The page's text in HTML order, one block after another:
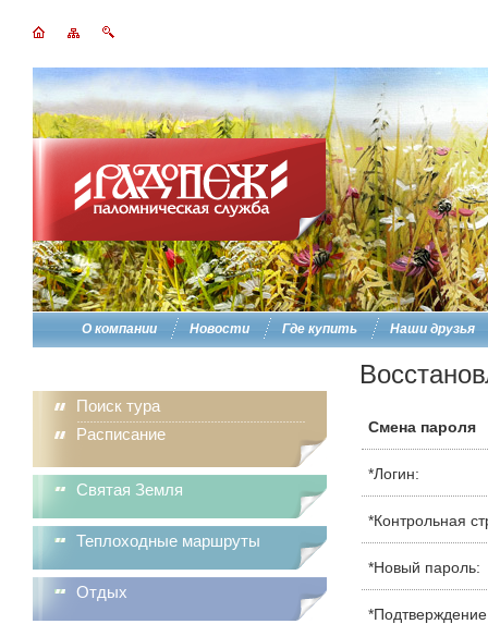
О компании Новости Где купить Наши друзья
Поиск тура
Расписание
Святая Земля
Теплоходные маршруты
Отдых
Смена пароля
*Логин:
*Контрольная
*Новый пароль:
*